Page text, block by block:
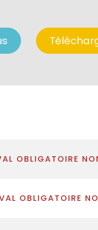
OBLIGATOIRE
OBLIGATOIRE